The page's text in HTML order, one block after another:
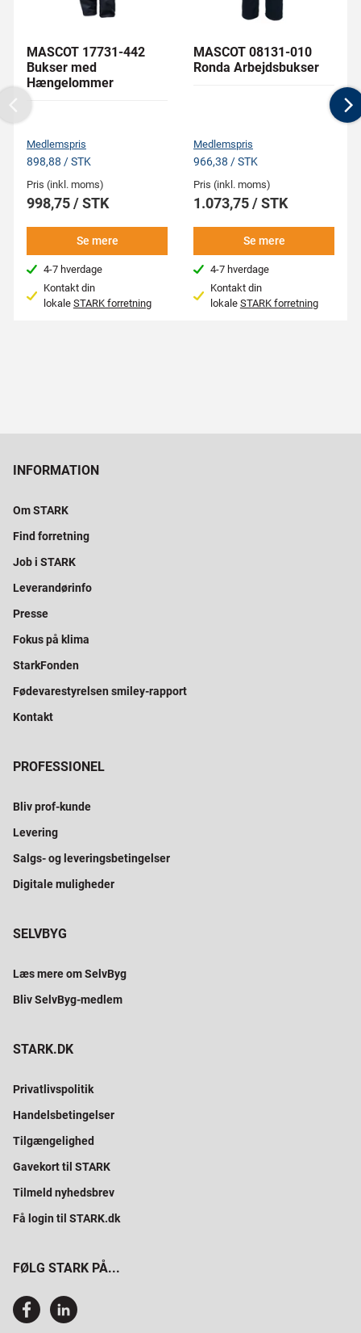
MASCOT 17731-442
Bukser med
Hængelommer
Medlemspris
898,88 / STK
Pris (inkl. moms)
998,75 / STK
Se mere
4-7 hverdage
Kontakt din
lokale STARK forretning
MASCOT 08131-010
Ronda Arbejdsbukser
Medlemspris
966,38 / STK
Pris (inkl. moms)
1.073,75 / STK
Se mere
4-7 hverdage
Kontakt din
lokale STARK forretning
Previous
INFORMATION
Om STARK
Find forretning
Job i STARK
Leverandørinfo
Presse
Fokus på klima
StarkFonden
Fødevarestyrelsen smiley-rapport
Kontakt
PROFESSIONEL
Bliv prof-kunde
Levering
Salgs- og leveringsbetingelser
Digitale muligheder
SELVBYG
Læs mere om SelvByg
Bliv SelvByg-medlem
STARK.DK
Privatlivspolitik
Handelsbetingelser
Tilgængelighed
Gavekort til STARK
Tilmeld nyhedsbrev
Få login til STARK.dk
FØLG STARK PÅ...